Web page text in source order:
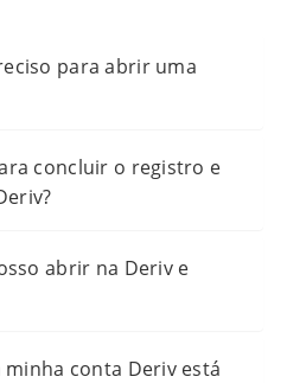
para abrir uma
concluir o registro e
abrir na Deriv e
conta Deriv está